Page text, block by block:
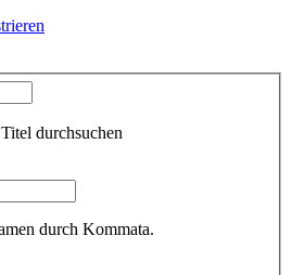
durchsuchen
durch Kommata.